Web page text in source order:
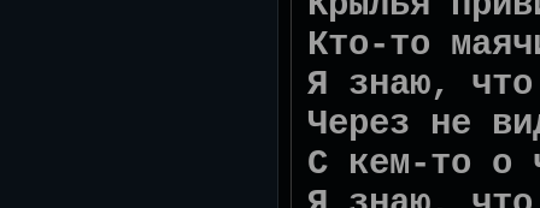
Кто-то
Я знаю,
Через не
С кем-то о